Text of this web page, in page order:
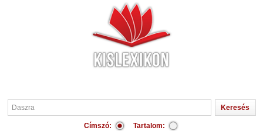
Címszó: Tartalom: